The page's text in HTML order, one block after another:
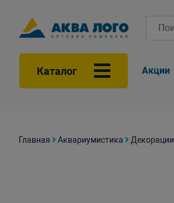
Каталог Акции
Главная Аквариумистика Декорации